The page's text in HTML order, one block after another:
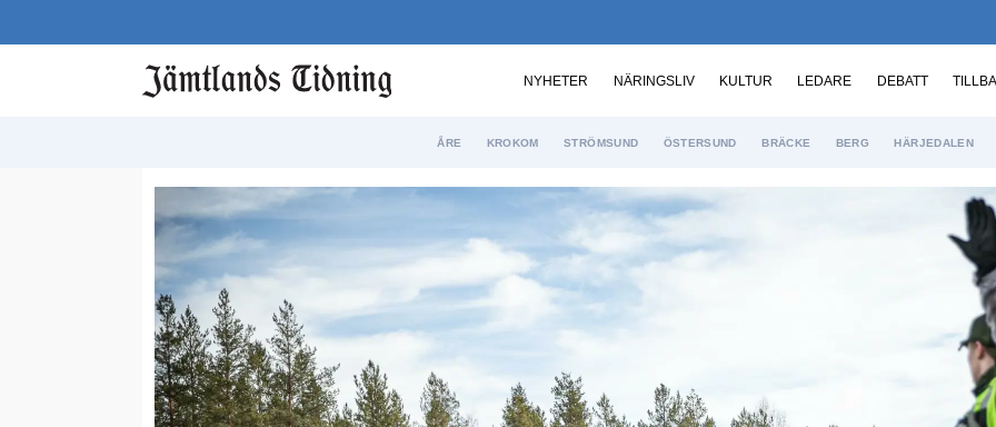
NYHETER NÄRINGSLIV KULTUR LEDARE DEBATT
ÅRE KROKOM STRÖMSUND ÖSTERSUND BRÄCKE BERG HÄRJEDALEN